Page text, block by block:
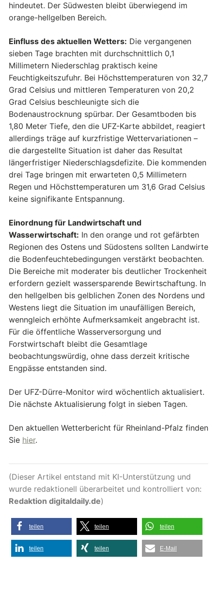
hindeutet. Der Südwesten bleibt überwiegend im
orange-hellgelben Bereich.
Einfluss des aktuellen Wetters: Die vergangenen
sieben Tage brachten mit durchschnittlich 0,1
Millimetern Niederschlag praktisch keine
Feuchtigkeitszufuhr. Bei Höchsttemperaturen von 32,7
Grad Celsius und mittleren Temperaturen von 20,2
Grad Celsius beschleunigte sich die
Bodenaustrocknung spürbar. Der Gesamtboden bis
1,80 Meter Tiefe, den die UFZ-Karte abbildet, reagiert
allerdings träge auf kurzfristige Wettervariationen –
die dargestellte Situation ist daher das Resultat
längerfristiger Niederschlagsdefizite. Die kommenden
drei Tage bringen mit erwarteten 0,5 Millimetern
Regen und Höchsttemperaturen um 31,6 Grad Celsius
keine signifikante Entspannung.
Einordnung für Landwirtschaft und
Wasserwirtschaft: In den orange und rot gefärbten
Regionen des Ostens und Südostens sollten Landwirte
die Bodenfeuchtebedingungen verstärkt beobachten.
Die Bereiche mit moderater bis deutlicher Trockenheit
erfordern gezielt wassersparende Bewirtschaftung. In
den hellgelben bis gelblichen Zonen des Nordens und
Westens liegt die Situation im unaufälligen Bereich,
wenngleich erhöhte Aufmerksamkeit angebracht ist.
Für die öffentliche Wasserversorgung und
Forstwirtschaft bleibt die Gesamtlage
beobachtungswürdig, ohne dass derzeit kritische
Engpässe entstanden sind.
Der UFZ-Dürre-Monitor wird wöchentlich aktualisiert.
Die nächste Aktualisierung folgt in sieben Tagen.
Den aktuellen Wetterbericht für Rheinland-Pfalz finden
Sie hier.
(Dieser Artikel entstand mit KI-Unterstützung und
wurde redaktionell überarbeitet und kontrolliert von:
Redaktion digitaldaily.de)
teilen teilen teilen
teilen teilen E-Mail